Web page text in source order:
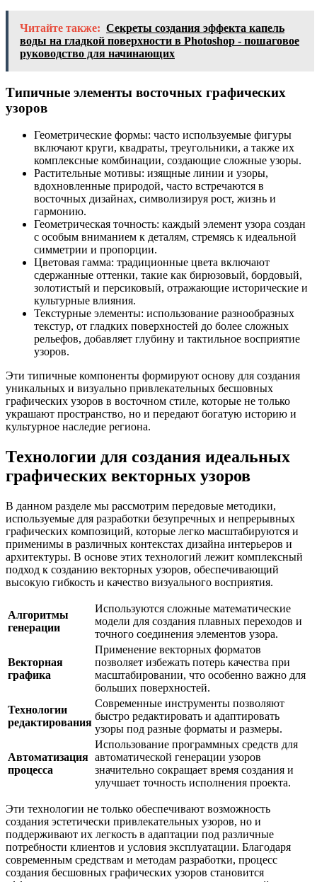
Читайте также: Секреты создания эффекта капель
воды на гладкой поверхности в Photoshop - пошаговое
руководство для начинающих
Типичные элементы восточных графических
узоров
Геометрические формы: часто используемые фигуры
включают круги, квадраты, треугольники, а также их
комплексные комбинации, создающие сложные узоры.
Растительные мотивы: изящные линии и узоры,
вдохновленные природой, часто встречаются в
восточных дизайнах, символизируя рост, жизнь и
гармонию.
Геометрическая точность: каждый элемент узора создан
с особым вниманием к деталям, стремясь к идеальной
симметрии и пропорции.
Цветовая гамма: традиционные цвета включают
сдержанные оттенки, такие как бирюзовый, бордовый,
золотистый и персиковый, отражающие исторические и
культурные влияния.
Текстурные элементы: использование разнообразных
текстур, от гладких поверхностей до более сложных
рельефов, добавляет глубину и тактильное восприятие
узоров.
Эти типичные компоненты формируют основу для создания
уникальных и визуально привлекательных бесшовных
графических узоров в восточном стиле, которые не только
украшают пространство, но и передают богатую историю и
культурное наследие региона.
Технологии для создания идеальных
графических векторных узоров
В данном разделе мы рассмотрим передовые методики,
используемые для разработки безупречных и непрерывных
графических композиций, которые легко масштабируются и
применимы в различных контекстах дизайна интерьеров и
архитектуры. В основе этих технологий лежит комплексный
подход к созданию векторных узоров, обеспечивающий
высокую гибкость и качество визуального восприятия.
Алгоритмы
генерации
Используются сложные математические
модели для создания плавных переходов и
точного соединения элементов узора.
Векторная
графика
Применение векторных форматов
позволяет избежать потерь качества при
масштабировании, что особенно важно для
больших поверхностей.
Технологии
редактирования
Современные инструменты позволяют
быстро редактировать и адаптировать
узоры под разные форматы и размеры.
Автоматизация
процесса
Использование программных средств для
автоматической генерации узоров
значительно сокращает время создания и
улучшает точность исполнения проекта.
Эти технологии не только обеспечивают возможность
создания эстетически привлекательных узоров, но и
поддерживают их легкость в адаптации под различные
потребности клиентов и условия эксплуатации. Благодаря
современным средствам и методам разработки, процесс
создания бесшовных графических узоров становится